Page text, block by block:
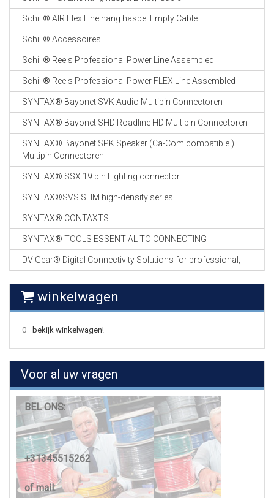
Schill® AIR Flex Line hang haspel Empty Cable
Schill® Accessoires
Schill® Reels Professional Power Line Assembled
Schill® Reels Professional Power FLEX Line Assembled
SYNTAX® Bayonet SVK Audio Multipin Connectoren
SYNTAX® Bayonet SHD Roadline HD Multipin Connectoren
SYNTAX® Bayonet SPK Speaker (Ca-Com compatible )
Multipin Connectoren
SYNTAX® SSX 19 pin Lighting connector
SYNTAX®SVS SLIM high-density series
SYNTAX® CONTAXTS
SYNTAX® TOOLS ESSENTIAL TO CONNECTING
DVIGear® Digital Connectivity Solutions for professional,
winkelwagen
0 bekijk winkelwagen!
Voor al uw vragen
BEL ONS:
+31345515262
of mail: